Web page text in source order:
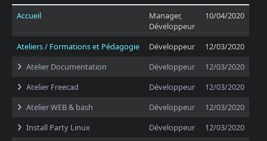
Accueil
Manager,
Développeur
10/04/2020
Ateliers / Formations et Pédagogie Développeur
12/03/2020
Atelier Documentation
Développeur
12/03/2020
Atelier Freecad
Développeur
12/03/2020
Atelier WEB & bash
Développeur
12/03/2020
Install Party Linux
Développeur
12/03/2020